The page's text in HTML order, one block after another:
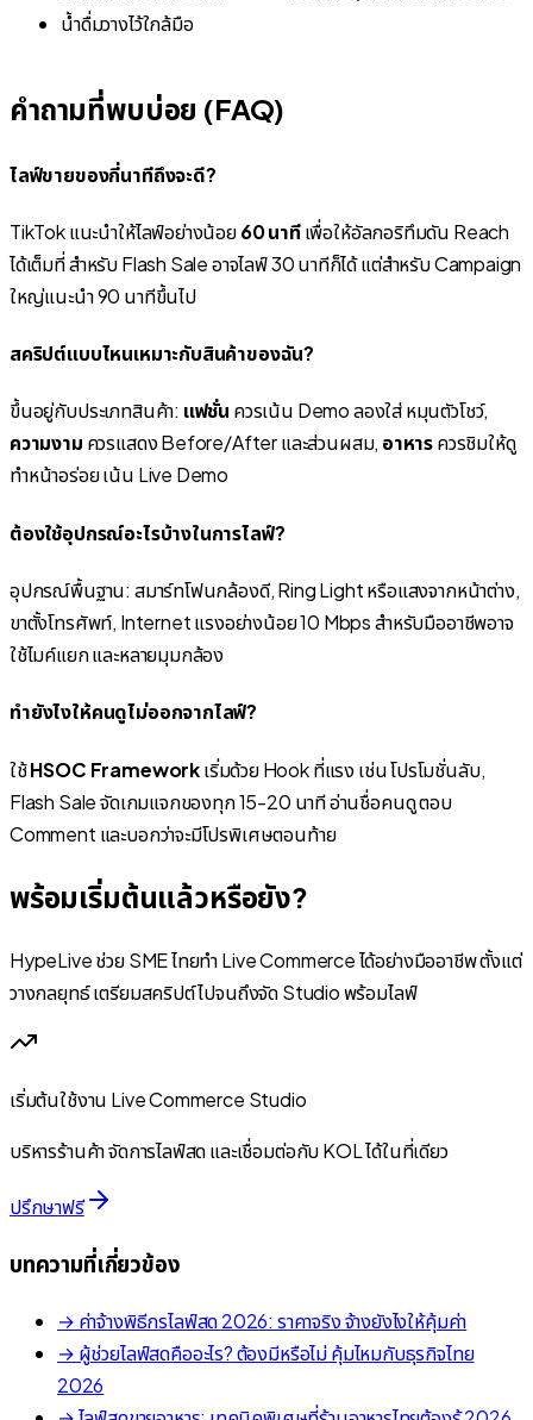
น้ำดื่มวางไว้ใกล้มือ
คำถามที่พบบ่อย (FAQ)
ไลฟ์ขายของกี่นาทีถึงจะดี?
TikTok แนะนำให้ไลฟ์อย่างน้อย60 นาที เพื่อให้อัลกอริทึมดัน Reach
ได้เต็มที่ สำหรับ Flash Sale อาจไลฟ์ 30 นาทีก็ได้ แต่สำหรับ Campaign
ใหญ่แนะนำ 90 นาทีขึ้นไป
สคริปต์แบบไหนเหมาะกับสินค้าของฉัน?
ขึ้นอยู่กับประเภทสินค้า: แฟชั่น ควรเน้น Demo ลองใส่ หมุนตัวโชว์,
ความงาม ควรแสดง Before/After และส่วนผสม, อาหารควรชิมให้ดู
ทำหน้าอร่อย เน้น Live Demo
ต้องใช้อุปกรณ์อะไรบ้างในการไลฟ์?
อุปกรณ์พื้นฐาน: สมาร์ทโฟนกล้องดี, Ring Light หรือแสงจากหน้าต่าง,
ขาตั้งโทรศัพท์, Internet แรงอย่างน้อย 10 Mbps สำหรับมืออาชีพอาจ
ใช้ไมค์แยก และหลายมุมกล้อง
ทำยังไงให้คนดูไม่ออกจากไลฟ์?
ใช้HSOC Frameworkเริ่มด้วย Hook ที่แรง เช่น โปรโมชั่นลับ,
Flash Sale จัดเกมแจกของทุก 15-20 นาที อ่านชื่อคนดู ตอบ
Comment และบอกว่าจะมีโปรพิเศษตอนท้าย
พร้อมเริ่มต้นแล้วหรือยัง?
HypeLive ช่วย SME ไทยทำ Live Commerce ได้อย่างมืออาชีพ ตั้งแต่
วางกลยุทธ์ เตรียมสคริปต์ ไปจนถึงจัด Studio พร้อมไลฟ์
เริ่มต้นใช้งาน Live Commerce Studio
บริหารร้านค้า จัดการไลฟ์สด และเชื่อมต่อกับ KOL ได้ในที่เดียว
ปรึกษาฟรี
บทความที่เกี่ยวข้อง
→ ค่าจ้างพิธีกรไลฟ์สด 2026: ราคาจริง จ้างยังไงให้คุ้มค่า
→ ผู้ช่วยไลฟ์สดคืออะไร? ต้องมีหรือไม่ คุ้มไหมกับธุรกิจไทย
2026